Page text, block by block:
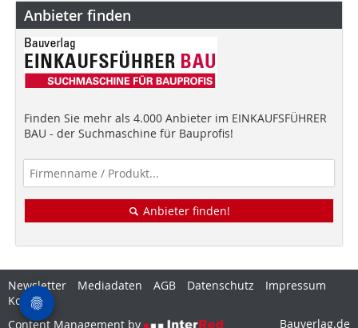
Anbieter finden
Finden Sie mehr als 4.000 Anbieter im EINKAUFSFÜHRER
BAU - der Suchmaschine für Bauprofis!
Anbieter finden!
Newsletter Mediadaten AGB Datenschutz
Impressum
Kontakt
Content Management by
Bauverlag.de